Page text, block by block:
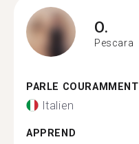
O.
Pescara
PARLE COURAMMENT
Italien
APPREND